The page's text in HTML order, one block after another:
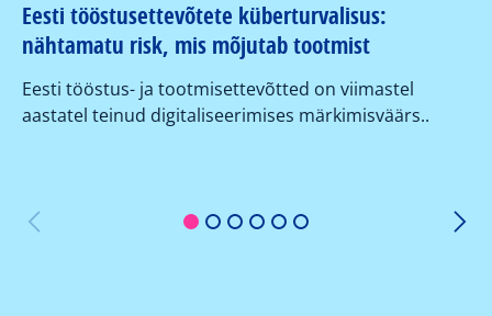
1 2 3 4 5 6
Eesti tööstusettevõtete küberturvalisus:
nähtamatu risk, mis mõjutab tootmist
Eesti tööstus- ja tootmisettevõtted on viimastel
aastatel teinud digitaliseerimises märkimisväärs..